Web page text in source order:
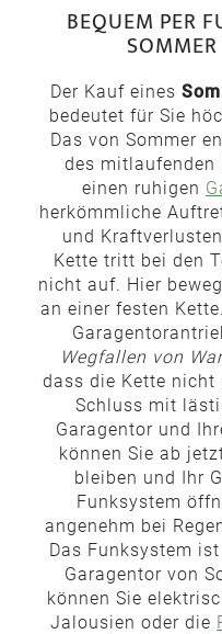
BEQUEM PER
Der Kauf eines
bedeutet für Sie
Das von Sommer
des mitlaufenden
einen ruhigen
herkömmliche
und
Kette tritt bei den
nicht auf. Hier
an einer festen
Wegfallen von
dass die Kette
Schluss mit
Garagentor und
können Sie ab
bleiben und Ihr
Funksystem
angenehm bei
Das Funksystem
Garagentor von
können Sie
Jalousien oder die